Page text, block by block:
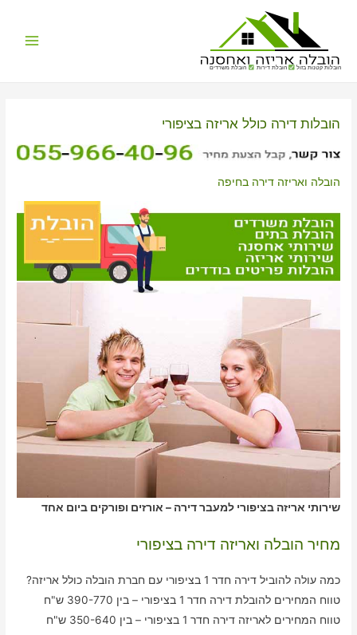
הובלות קטנות בזול הובלת דירות הובלת משרדים
הובלות דירה כולל אריזה בציפורי
הובלה ואריזה דירה בחיפה
שירותי אריזה בציפורי למעבר דירה – אורזים ופורקים ביום אחד
מחיר הובלה ואריזה דירה בציפורי
כמה עולה להוביל דירה חדר 1 בציפורי עם חברת הובלה כולל אריזה?
טווח המחירים להובלת דירה חדר 1 בציפורי – בין 390-770 ש"ח
טווח המחירים לאריזה דירה חדר 1 בציפורי – בין 350-640 ש"ח